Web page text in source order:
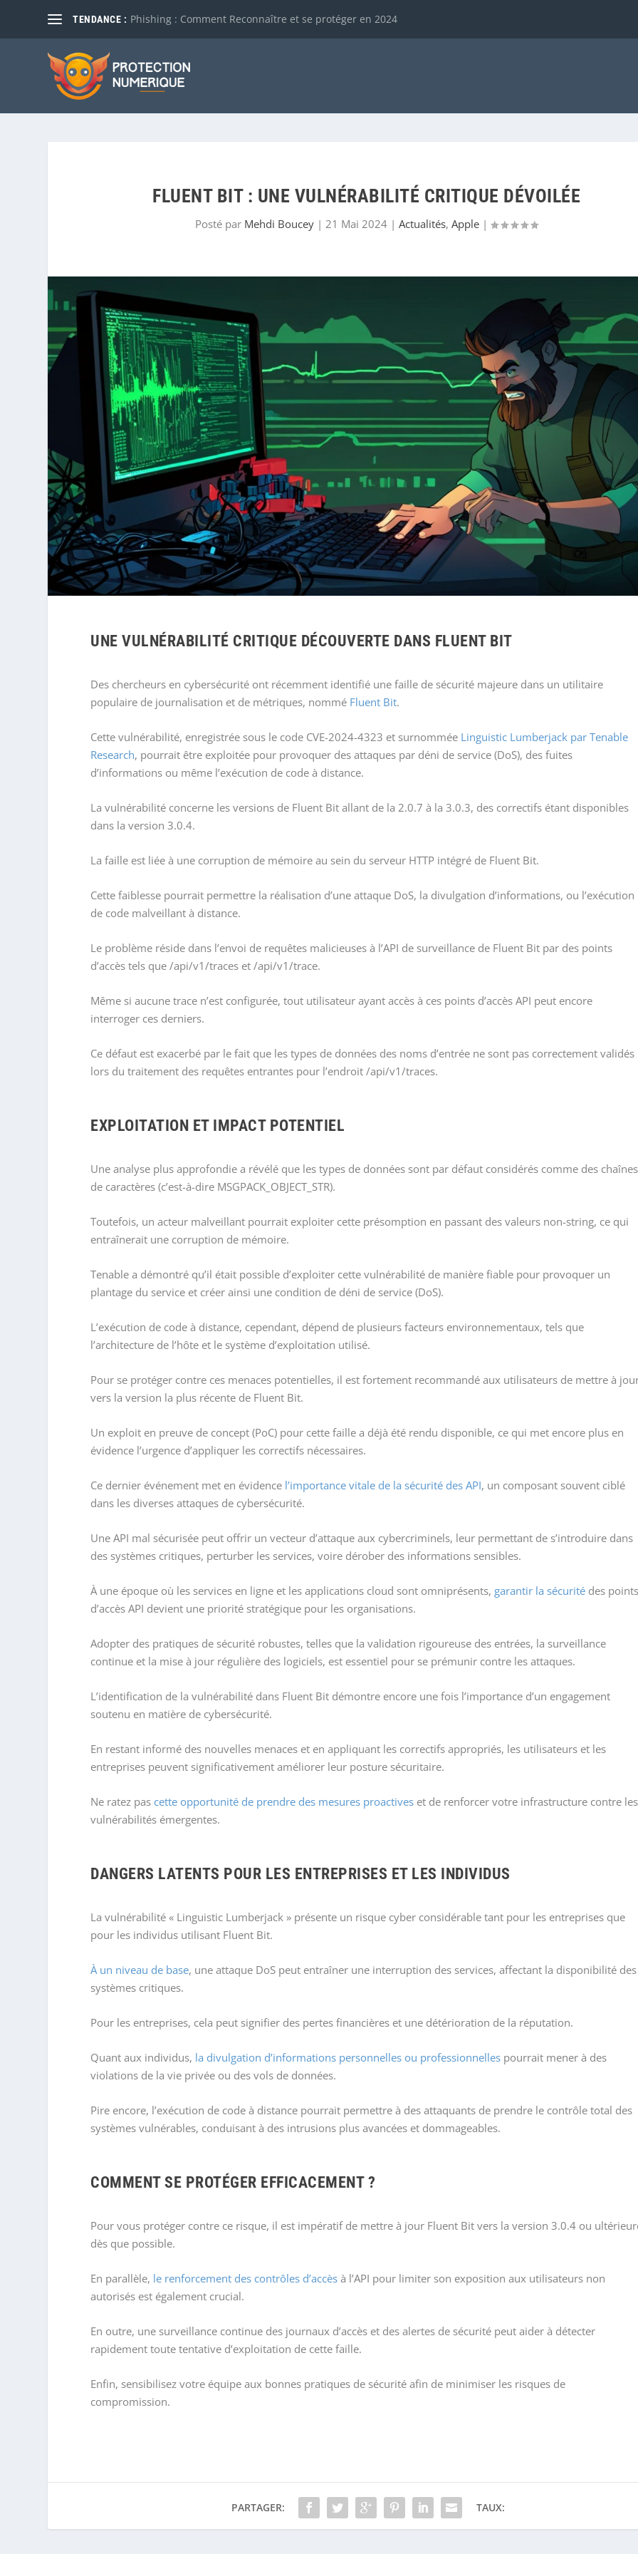
TENDANCE : Phishing : Comment Reconnaître et se protéger en 2024
FLUENT BIT : UNE VULNÉRABILITÉ CRITIQUE DÉVOILÉE
Posté par Mehdi Boucey | 21 Mai 2024 |Actualités,Apple |
UNE VULNÉRABILITÉ CRITIQUE DÉCOUVERTE DANS FLUENT BIT
Des chercheurs en cybersécurité ont récemment identifié une faille de sécurité majeure dans un utilitaire
populaire de journalisation et de métriques, nommé Fluent Bit.
Cette vulnérabilité, enregistrée sous le code CVE-2024-4323 et surnommée Linguistic Lumberjack par Tenable
Research, pourrait être exploitée pour provoquer des attaques par déni de service (DoS), des fuites
d’informations ou même l’exécution de code à distance.
La vulnérabilité concerne les versions de Fluent Bit allant de la 2.0.7 à la 3.0.3, des correctifs étant disponibles
dans la version 3.0.4.
La faille est liée à une corruption de mémoire au sein du serveur HTTP intégré de Fluent Bit.
Cette faiblesse pourrait permettre la réalisation d’une attaque DoS, la divulgation d’informations, ou l’exécution
de code malveillant à distance.
Le problème réside dans l’envoi de requêtes malicieuses à l’API de surveillance de Fluent Bit par des points
d’accès tels que /api/v1/traces et /api/v1/trace.
Même si aucune trace n’est configurée, tout utilisateur ayant accès à ces points d’accès API peut encore
interroger ces derniers.
Ce défaut est exacerbé par le fait que les types de données des noms d’entrée ne sont pas correctement validés
lors du traitement des requêtes entrantes pour l’endroit /api/v1/traces.
EXPLOITATION ET IMPACT POTENTIEL
Une analyse plus approfondie a révélé que les types de données sont par défaut considérés comme des chaînes
de caractères (c’est-à-dire MSGPACK_OBJECT_STR).
Toutefois, un acteur malveillant pourrait exploiter cette présomption en passant des valeurs non-string, ce qui
entraînerait une corruption de mémoire.
Tenable a démontré qu’il était possible d’exploiter cette vulnérabilité de manière fiable pour provoquer un
plantage du service et créer ainsi une condition de déni de service (DoS).
L’exécution de code à distance, cependant, dépend de plusieurs facteurs environnementaux, tels que
l’architecture de l’hôte et le système d’exploitation utilisé.
Pour se protéger contre ces menaces potentielles, il est fortement recommandé aux utilisateurs de mettre à
vers la version la plus récente de Fluent Bit.
Un exploit en preuve de concept (PoC) pour cette faille a déjà été rendu disponible, ce qui met encore plus en
évidence l’urgence d’appliquer les correctifs nécessaires.
Ce dernier événement met en évidence l’importance vitale de la sécurité des API, un composant souvent ciblé
dans les diverses attaques de cybersécurité.
Une API mal sécurisée peut offrir un vecteur d’attaque aux cybercriminels, leur permettant de s’introduire dans
des systèmes critiques, perturber les services, voire dérober des informations sensibles.
À une époque où les services en ligne et les applications cloud sont omniprésents, garantir la sécurité des
d’accès API devient une priorité stratégique pour les organisations.
Adopter des pratiques de sécurité robustes, telles que la validation rigoureuse des entrées, la surveillance
continue et la mise à jour régulière des logiciels, est essentiel pour se prémunir contre les attaques.
L’identification de la vulnérabilité dans Fluent Bit démontre encore une fois l’importance d’un engagement
soutenu en matière de cybersécurité.
En restant informé des nouvelles menaces et en appliquant les correctifs appropriés, les utilisateurs et les
entreprises peuvent significativement améliorer leur posture sécuritaire.
Ne ratez pas cette opportunité de prendre des mesures proactives et de renforcer votre infrastructure contre les
vulnérabilités émergentes.
DANGERS LATENTS POUR LES ENTREPRISES ET LES INDIVIDUS
La vulnérabilité « Linguistic Lumberjack » présente un risque cyber considérable tant pour les entreprises que
pour les individus utilisant Fluent Bit.
À un niveau de base, une attaque DoS peut entraîner une interruption des services, affectant la disponibilité des
systèmes critiques.
Pour les entreprises, cela peut signifier des pertes financières et une détérioration de la réputation.
Quant aux individus, la divulgation d’informations personnelles ou professionnelles pourrait mener à des
violations de la vie privée ou des vols de données.
Pire encore, l’exécution de code à distance pourrait permettre à des attaquants de prendre le contrôle total des
systèmes vulnérables, conduisant à des intrusions plus avancées et dommageables.
COMMENT SE PROTÉGER EFFICACEMENT ?
Pour vous protéger contre ce risque, il est impératif de mettre à jour Fluent Bit vers la version 3.0.4 ou
dès que possible.
En parallèle, le renforcement des contrôles d’accès à l’API pour limiter son exposition aux utilisateurs non
autorisés est également crucial.
En outre, une surveillance continue des journaux d’accès et des alertes de sécurité peut aider à détecter
rapidement toute tentative d’exploitation de cette faille.
Enfin, sensibilisez votre équipe aux bonnes pratiques de sécurité afin de minimiser les risques de
compromission.
PARTAGER: TAUX: